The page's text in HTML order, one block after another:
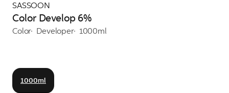
SASSOON
Color Develop 6%
Color Developer 1000ml
1000ml